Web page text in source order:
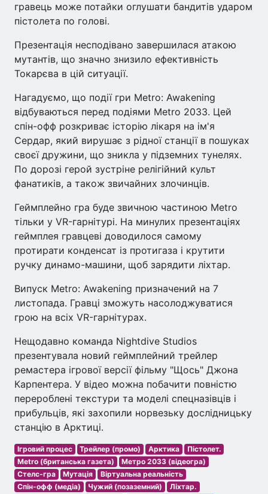
гравець може потайки оглушати бандитів ударом
пістолета по голові.
Презентація несподівано завершилася атакою
мутантів, що значно знизило ефективність
Токарєва в цій ситуації.
Нагадуємо, що події гри Metro: Awakening
відбуваються перед подіями Metro 2033. Цей
спін-офф розкриває історію лікаря на ім'я
Сердар, який вирушає з рідної станції в пошуках
своєї дружини, що зникла у підземних тунелях.
По дорозі герой зустріне релігійний культ
фанатиків, а також звичайних злочинців.
Геймплейно гра буде звичною частиною Metro
тільки у VR-гарнітурі. На минулих презентаціях
геймплея гравцеві доводилося самому
протирати конденсат із протигаза і крутити
ручку динамо-машини, щоб зарядити ліхтар.
Випуск Metro: Awakening призначений на 7
листопада. Гравці зможуть насолоджуватися
грою на всіх VR-гарнітурах.
Нещодавно команда Nightdive Studios
презентувала новий геймплейний трейлер
ремастера ігрової версії фільму "Щось" Джона
Карпентера. У відео можна побачити повністю
перероблені текстури та моделі спецназівців і
прибульців, які захопили норвезьку дослідницьку
станцію в Арктиці.
Ігровий процес Трейлер (промо) Арктика
Пістолет.
Metro (британська газета)
Метро 2033 (відеогра)
Стелс-гра
Мутація
Віртуальна реальність
Спін-офф (медіа)
Чужий (позаземний)
Ліхтар.